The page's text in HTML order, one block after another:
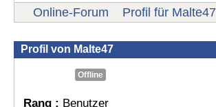
Online-Forum Profil für Malte47
Profil von Malte47
Offline
Rang : Benutzer